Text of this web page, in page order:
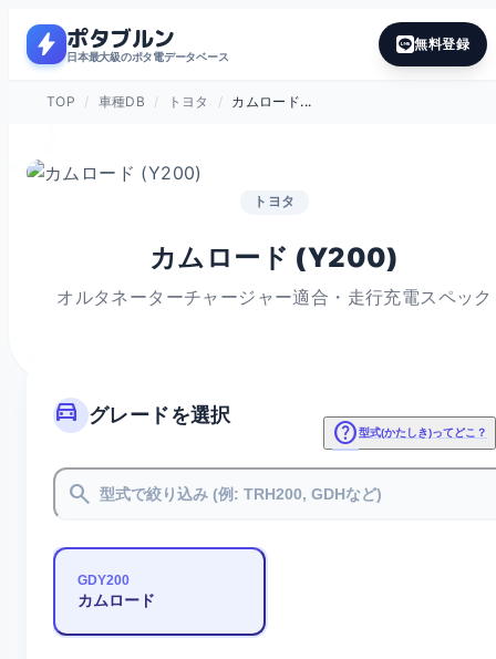
bolt ポタブルン
日本最大級のポタ電データベース
無料登録
TOP / 車種DB / トヨタ / カムロード...
トヨタ
カムロード (Y200)
オルタネーターチャージャー適合・走行充電スペック
directions_car グレードを選択
help型式(かたしき)ってどこ？
search
GDY200
カムロード